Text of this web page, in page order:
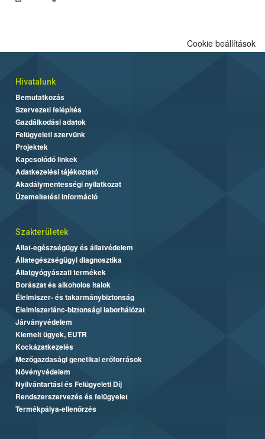
Cookie beállítások
Hivatalunk
Bemutatkozás
Szervezeti felépítés
Gazdálkodási adatok
Felügyeleti szervünk
Projektek
Kapcsolódó linkek
Adatkezelési tájékoztató
Akadálymentességi nyilatkozat
Üzemeltetési információ
Szakterületek
Állat-egészségügy és állatvédelem
Állategészségügyi diagnosztika
Állatgyógyászati termékek
Borászat és alkoholos italok
Élelmiszer- és takarmánybiztonság
Élelmiszerlánc-biztonsági laborhálózat
Járványvédelem
Kiemelt ügyek, EUTR
Kockázatkezelés
Mezőgazdasági genetikai erőforrások
Növényvédelem
Nyilvántartási és Felügyeleti Díj
Rendszerszervezés és felügyelet
Termékpálya-ellenőrzés